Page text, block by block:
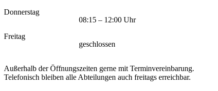
Donnerstag
08:15 – 12:00 Uhr
Freitag
geschlossen
Außerhalb der Öffnungszeiten gerne mit Terminvereinbarung.
Telefonisch bleiben alle Abteilungen auch freitags erreichbar.